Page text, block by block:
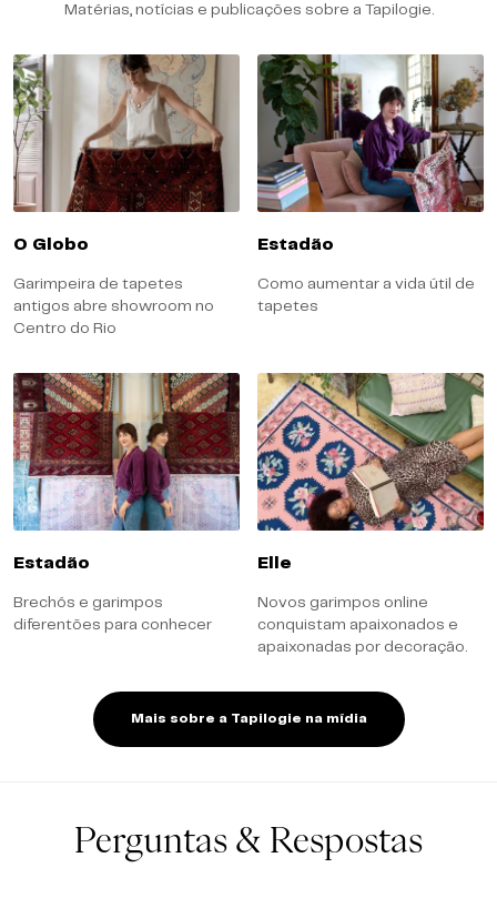
Matérias, notícias e publicações sobre a Tapilogie.
O Globo
Garimpeira de tapetes
antigos abre showroom no
Centro do Rio
Estadão
Como aumentar a vida útil de
tapetes
Estadão
Brechós e garimpos
diferentões para conhecer
Elle
Novos garimpos online
conquistam apaixonados e
apaixonadas por decoração.
Mais sobre a Tapilogie na mídia
Perguntas & Respostas